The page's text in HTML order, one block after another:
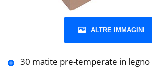
ALTRE IMMAGINI
30 matite pre-temperate in